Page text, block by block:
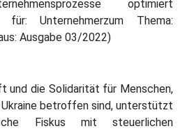
optimiert
für: Unternehmerzum Thema:
Ausgabe 03/2022)
und die Solidarität für Menschen,
Ukraine betroffen sind, unterstützt
Fiskus mit steuerlichen